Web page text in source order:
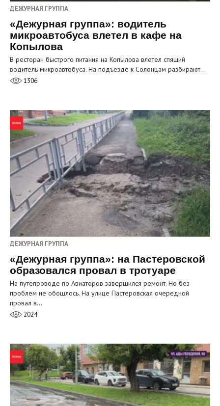
ДЕЖУРНАЯ ГРУППА
«Дежурная группа»: водитель
микроавтобуса влетел в кафе на
Копылова
В ресторан быстрого питания на Копылова влетел спящий
водитель микроавтобуса. На подъезде к Солонцам разбирают…
1306
ДЕЖУРНАЯ ГРУППА
«Дежурная группа»: на Пастеровской
образовался провал в тротуаре
На путепроводе по Авиаторов завершился ремонт. Но без
проблем не обошлось. На улице Пастеровская очередной
провал в…
2024